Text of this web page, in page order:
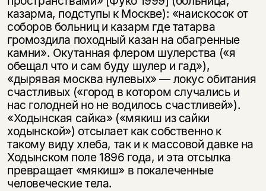
казарма, подступы к Москве): «наискосок от
соборов больниц и казарм где татарва
громоздила походный казан на обагренные
камни». Окутанная флером шулерства («я
обещал что и сам буду шулер и гад»),
«дырявая москва нулевых» — локус обитания
счастливых («город в котором случались и
нас голодней но не водилось счастливей»).
«Ходынская сайка» («мякиш из сайки
ходынской») отсылает как собственно к
такому виду хлеба, так и к массовой давке на
Ходынском поле 1896 года, и эта отсылка
превращает «мякиш» в покалеченные
человеческие тела.